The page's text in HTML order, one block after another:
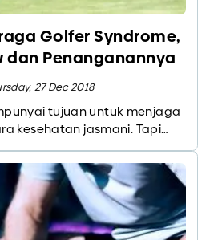
Golfer Syndrome,
dan Penanganannya
27 Dec 2018
tujuan untuk menjaga
kesehatan jasmani. Tapi
dapat menyebabkan
persendian dan otot
dengan cara yang
pada olahraga yang lebih
pada satu sisi tubuh dan
dilakukan dengan berulang